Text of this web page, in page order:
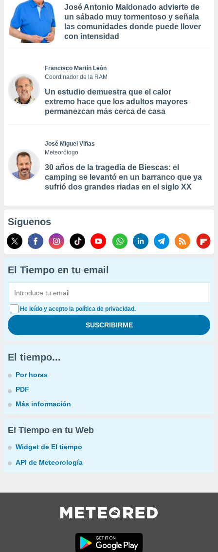
José Antonio Maldonado advierte de
un sábado muy tormentoso y señala
las comunidades donde puede llover
con intensidad
Francisco Martín León
Coordinador de la RAM
Un estudio demuestra que el calor
extremo hace que los adultos mayores
permanezcan más cerca de casa
José Miguel Viñas
Meteorólogo
30 años de la tragedia de Biescas: el
camping se levantó en un barranco que ya
sufrió dos grandes riadas en el siglo XX
Síguenos
El Tiempo en tu email
He leído y acepto la política de privacidad.
El tiempo...
Por horas
PDF
Más información
El Tiempo en tu Web
Widget de El tiempo
API de Meteorología